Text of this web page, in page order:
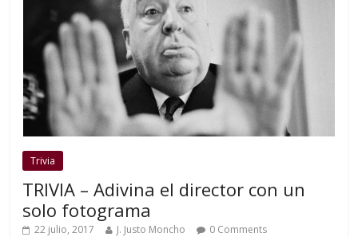
Trivia
TRIVIA – Adivina el director con un
solo fotograma
22 julio, 2017 J. Justo Moncho 0 Comments